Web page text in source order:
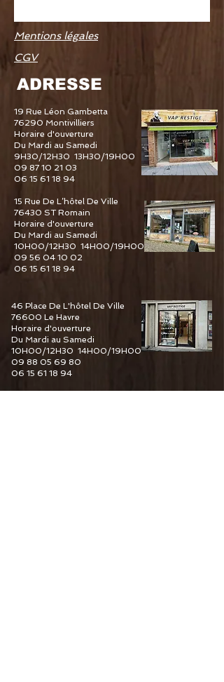
Mentions légales
CGV
ADRESSE
19 Rue Léon Gambetta
76290 Montivilliers
Horaire d'ouverture
Du Mardi au Samedi
9H30/12H30 13H30/19H00
09 87 10 21 03
06 15 61 18 94
15 Rue De L’hôtel De Ville
76430 ST Romain
Horaire d'ouverture
Du Mardi au Samedi
10H00/12H30 14H00/19H00
09 56 04 10 02
06 15 61 18 94
46 Place De L'hôtel De Ville
76600 Le Havre
Horaire d'ouverture
Du Mardi au Samedi
10H00/12H30 14H00/19H00
09 88 05 69 80
06 15 61 18 94